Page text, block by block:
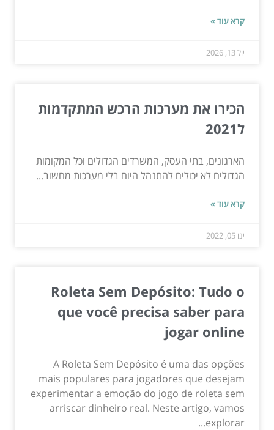
קרא עוד »
יול 13, 2026
הכירו את מערכות הרכש המתקדמות
ל2021
הארגונים, בתי העסק, המשרדים הגדולים וכל המקומות
הגדולים לא יכולים להתנהל היום בלי מערכות מחשוב...
קרא עוד »
ינו 05, 2022
Roleta Sem Depósito: Tudo o
que você precisa saber para
jogar online
A Roleta Sem Depósito é uma das opções
mais populares para jogadores que desejam
experimentar a emoção do jogo de roleta sem
arriscar dinheiro real. Neste artigo, vamos
explorar...